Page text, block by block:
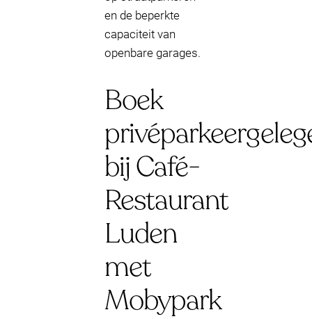
en de beperkte
capaciteit van
openbare garages.
Boek
bij Café-
Restaurant
Luden
met
Mobypark